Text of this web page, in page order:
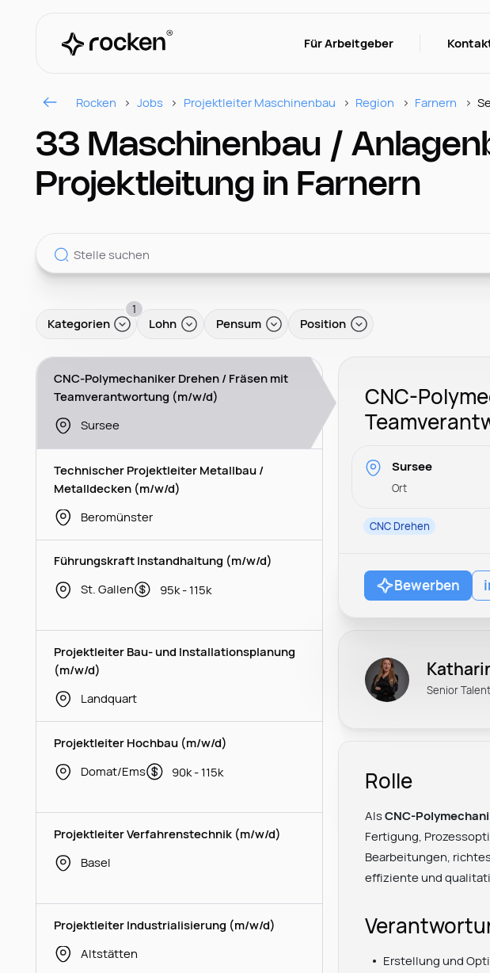
Für Arbeitgeber
Rocken Jobs Projektleiter Maschinenbau Region Farnern
33 Maschinenbau /
Projektleitung in Farnern
Kategorien
1
Lohn Pensum Position
CNC-Polymechaniker Drehen / Fräsen mit
Teamverantwortung (m/w/d)
Sursee
Technischer Projektleiter Metallbau /
Metalldecken (m/w/d)
Beromünster
Führungskraft Instandhaltung (m/w/d)
St. Gallen
95k - 115k
Projektleiter Bau- und Installationsplanung
(m/w/d)
Landquart
Projektleiter Hochbau (m/w/d)
Domat/Ems
90k - 115k
Projektleiter Verfahrenstechnik (m/w/d)
Basel
Projektleiter Industrialisierung (m/w/d)
Altstätten
CNC-
Sursee
Ort
CNC Drehen
Bewerben
Senior
Rolle
AlsCNC-
Fertigung,
Bearbeitungen,
effiziente und
Erstellung und